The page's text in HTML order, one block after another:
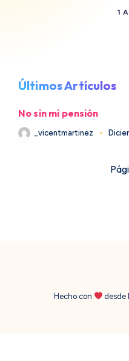
1
Últimos Artículos
No sin mi pensión
_vicentmartinez
Hecho con desde